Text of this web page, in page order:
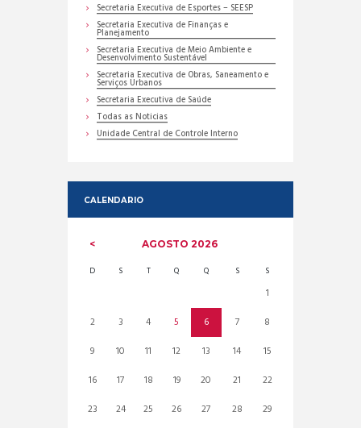
Secretaria Executiva de Esportes – SEESP
Secretaria Executiva de Finanças e
Planejamento
Secretaria Executiva de Meio Ambiente e
Desenvolvimento Sustentável
Secretaria Executiva de Obras, Saneamento e
Serviços Urbanos
Secretaria Executiva de Saúde
Todas as Noticias
Unidade Central de Controle Interno
CALENDARIO
AGOSTO2026
D S T Q Q S S
1
2
3 4 5 6 7
8
9
10 11 12 13 14
15
16
17 18 19 20 21
22
23
24 25 26 27 28 29